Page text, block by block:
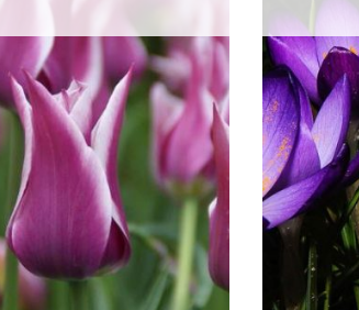
Veľkosť cibule: 5/6
Výška: 10 cm
Hĺbka sadenia: 3-5 cm
Čas sadenia: jeseň
Čas kvitnutia: jar
Stanovisko: slnko, polotieň
Pôda: priepustná
Mrazuvzdornosť: áno